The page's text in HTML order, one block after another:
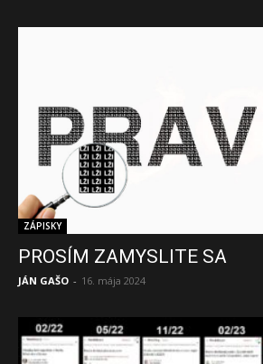
ZÁPISKY
PROSÍM ZAMYSLITE SA
JÁN GAŠO - 16. mája 2024